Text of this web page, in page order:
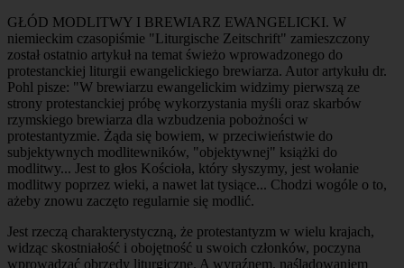
GŁÓD MODLITWY I BREWIARZ EWANGELICKI. W
niemieckim czasopiśmie "Liturgische Zeitschrift" zamieszczony
został ostatnio artykuł na temat świeżo wprowadzonego do
protestanckiej liturgii ewangelickiego brewiarza. Autor artykułu dr.
Pohl pisze: "W brewiarzu ewangelickim widzimy pierwszą ze
strony protestanckiej próbę wykorzystania myśli oraz skarbów
rzymskiego brewiarza dla wzbudzenia pobożności w
protestantyzmie. Żąda się bowiem, w przeciwieństwie do
subjektywnych modlitewników, "objektywnej" książki do
modlitwy... Jest to głos Kościoła, który słyszymy, jest wołanie
modlitwy poprzez wieki, a nawet lat tysiące... Chodzi wogóle o to,
ażeby znowu zaczęto regularnie się modlić.
Jest rzeczą charakterystyczną, że protestantyzm w wielu krajach,
widząc skostniałość i obojętność u swoich członków, poczyna
wprowadzać obrzędy liturgiczne. A wyraźnem. naśladowaniem